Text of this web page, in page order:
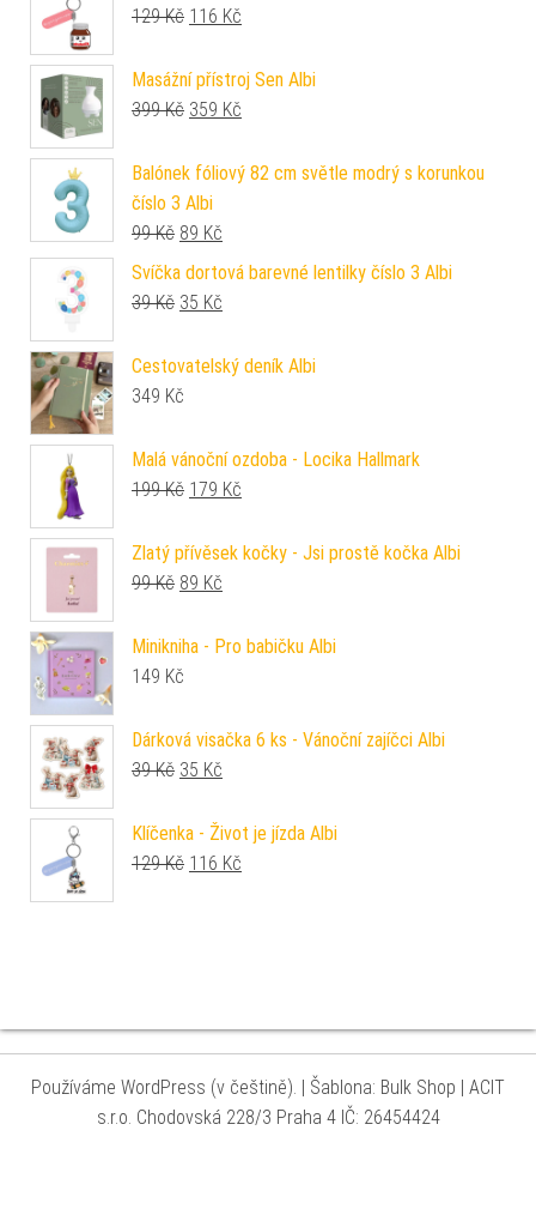
129Kč Původní cena byla: 129 Kč.
116 Kč
Masážní přístroj Sen Albi
399Kč Původní cena byla: 399 Kč.
359 Kč
Balónek fóliový 82 cm světle modrý s korunkou
číslo 3 Albi
99Kč Původní cena byla: 99 Kč.
89 Kč
Svíčka dortová barevné lentilky číslo 3 Albi
39Kč Původní cena byla: 39 Kč.
35 Kč
Cestovatelský deník Albi
349 Kč
Malá vánoční ozdoba - Locika Hallmark
199Kč Původní cena byla: 199 Kč.
179 Kč
Zlatý přívěsek kočky - Jsi prostě kočka Albi
99Kč Původní cena byla: 99 Kč.
89 Kč
Minikniha - Pro babičku Albi
149 Kč
Dárková visačka 6 ks - Vánoční zajíčci Albi
39Kč Původní cena byla: 39 Kč.
35 Kč
Klíčenka - Život je jízda Albi
129Kč Původní cena byla: 129 Kč.
116 Kč
Používáme WordPress (v češtině). Šablona: Bulk Shop
| ACIT
s.r.o. Chodovská 228/3 Praha 4 IČ: 26454424